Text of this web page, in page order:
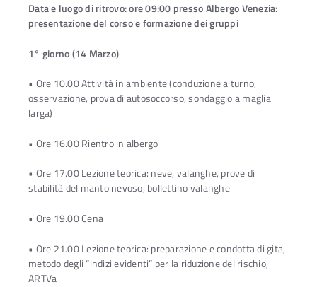
Data e luogo di ritrovo: ore 09:00 presso Albergo Venezia:
presentazione del corso e formazione dei gruppi
1° giorno (14 Marzo)
• Ore 10.00 Attività in ambiente (conduzione a turno,
osservazione, prova di autosoccorso, sondaggio a maglia
larga)
• Ore 16.00 Rientro in albergo
• Ore 17.00 Lezione teorica: neve, valanghe, prove di
stabilità del manto nevoso, bollettino valanghe
• Ore 19.00 Cena
• Ore 21.00 Lezione teorica: preparazione e condotta di gita,
metodo degli “indizi evidenti” per la riduzione del rischio,
ARTVa